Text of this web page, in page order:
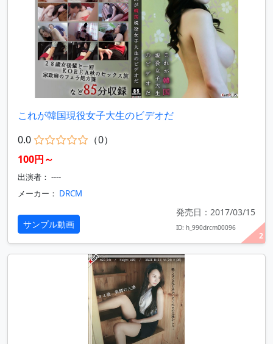
2
これが韓国現役女子大生のビデオだ
0.0
（0）
100円～
出演者： ----
メーカー： DRCM
サンプル動画
発売日：2017/03/15
ID: h_990drcm00096